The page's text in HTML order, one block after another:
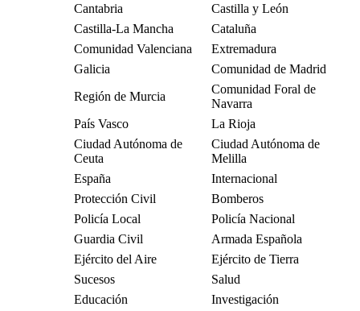
Cantabria
Castilla y León
Castilla-La Mancha
Cataluña
Comunidad Valenciana
Extremadura
Galicia
Comunidad de Madrid
Región de Murcia
Comunidad Foral de
Navarra
País Vasco
La Rioja
Ciudad Autónoma de
Ceuta
Ciudad Autónoma de
Melilla
España
Internacional
Protección Civil
Bomberos
Policía Local
Policía Nacional
Guardia Civil
Armada Española
Ejército del Aire
Ejército de Tierra
Sucesos
Salud
Educación
Investigación